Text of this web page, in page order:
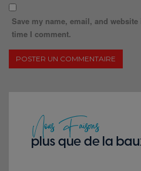
Save my name, email, and
time I comment.